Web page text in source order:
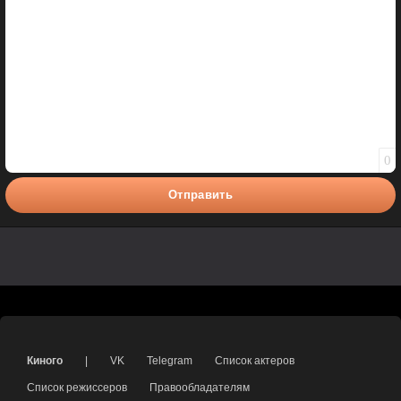
0
Отправить
Киного VK Telegram Список актеров
Список режиссеров Правообладателям